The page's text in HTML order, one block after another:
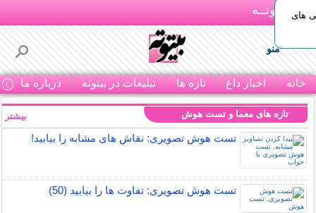
بـیتوتــه
منو
خانه اخبار داغ تازه ها تبلیغات در بیتوته درباره ما
های
تازه های معما و تست هوش
تست هوش تصویری: نقاش های مشابه را بیابید!
تست هوش تصویری: تفاوت ها را بیابید (50)
بیشتر